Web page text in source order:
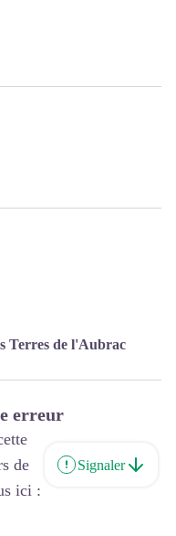
Terres de l'Aubrac
erreur
de
ici :
Signaler